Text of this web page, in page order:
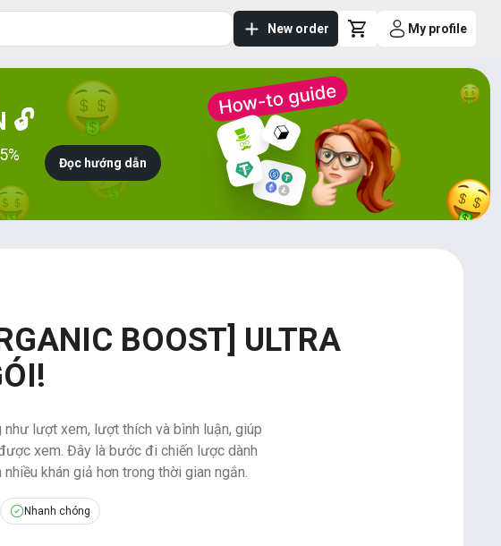
New order My profile
🔓
Đọc hướng dẫn
BOOST] ULTRA
lượt xem, lượt thích và bình luận, giúp
xem. Đây là bước đi chiến lược dành
khán giả hơn trong thời gian ngắn.
Nhanh chóng